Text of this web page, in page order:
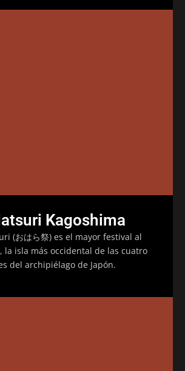
Kagoshima
(おはら祭) es el mayor festival al
la isla más occidental de las cuatro
del archipiélago de Japón.